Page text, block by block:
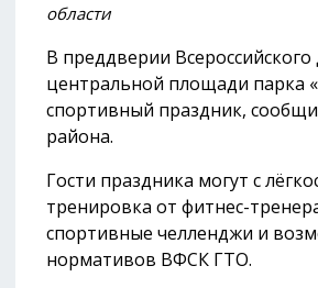
области
В преддверии Всероссийского
центральной площади парка
спортивный праздник,
района.
Гости праздника могут с
тренировка от фитнес-
спортивные челленджи и
нормативов ВФСК ГТО.